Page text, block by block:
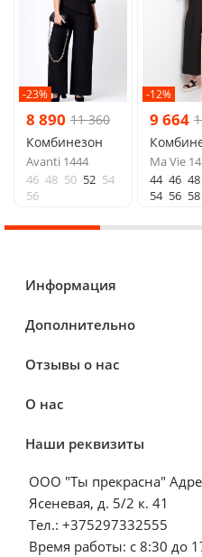
-23%
8 890 11 360
Комбинезон
Avanti 1444
46 48 50 52 54
56
-12%
9 664
Ma Vie
44 46 48
54 56 58
Информация
Дополнительно
Отзывы о нас
О нас
Наши реквизиты
ООО "Ты прекрасна"
Ясеневая, д. 5/2 к. 41
Тел.: +375297332555
Время работы: с 8:30 до